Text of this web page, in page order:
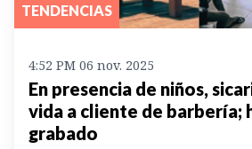
TENDENCIAS
4:52 PM 06 nov. 2025
En presencia de niños,
vida a cliente de barbería;
grabado